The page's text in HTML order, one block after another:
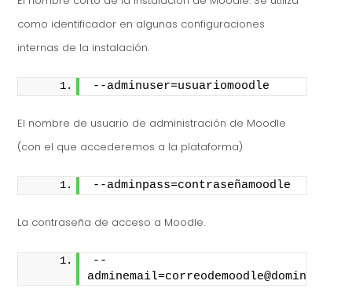
como identificador en algunas configuraciones
internas de la instalación.
--adminuser=usuariomoodle
El nombre de usuario de administración de Moodle
(con el que accederemos a la plataforma)
--adminpass=contraseñamoodle
La contraseña de acceso a Moodle.
--
adminemail=correodemoodle@dominio.